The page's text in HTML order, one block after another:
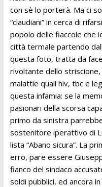
con sè lo porterà. Ma ci
“claudiani” in cerca di
popolo delle fiaccole che
città termale partendo
questa foto, tratta da
rivoltante dello
malattie quali hiv, tbc e
questa infamia: se la
pasionari della scorsa
primo da sinistra
sostenitore iperattivo di
lista “Abano sicura”. La
erro, pare essere
fianco del sindaco
soldi pubblici, ed ancora